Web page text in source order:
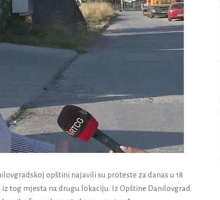
opštini najavili su proteste za danas u 18
tog mjesta na drugu lokaciju. Iz Opštine Danilovgrad